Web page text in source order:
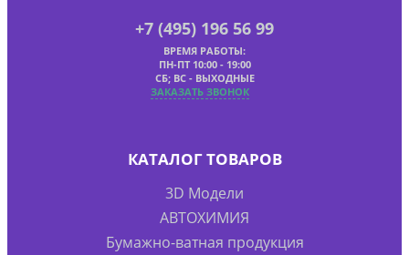
+7 (495) 196 56 99
ВРЕМЯ РАБОТЫ:
ПН-ПТ 10:00 - 19:00
СБ; ВС - ВЫХОДНЫЕ
ЗАКАЗАТЬ ЗВОНОК
КАТАЛОГ ТОВАРОВ
3D Модели
АВТОХИМИЯ
Бумажно-ватная продукция